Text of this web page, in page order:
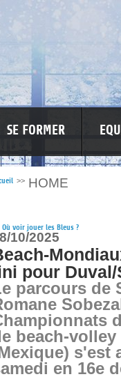
SE FORMER
LES VIOLENCES
>> HOME
Où voir jouer les Bleus ?
10/2025
pour Duval/
parcours de
beach-volley
s'est
en 16e